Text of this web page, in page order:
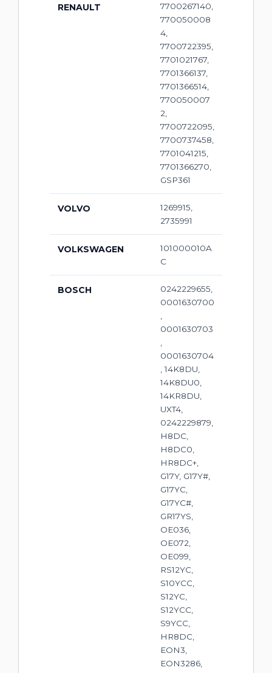
RENAULT
7700267140,
770050008
4,
7700722395,
7701021767,
7701366137,
7701366514,
770050007
2,
7700722095,
7700737458,
7701041215,
7701366270,
GSP361
VOLVO
1269915,
2735991
VOLKSWAGEN
101000010A
C
BOSCH
0242229655,
0001630700
0001630703
0001630704
, 14K8DU,
14K8DU0,
14KR8DU,
UXT4,
0242229879,
H8DC,
H8DC0,
HR8DC+,
G17Y, G17Y#,
G17YC,
G17YC#,
GR17YS,
OE036,
OE072,
OE099,
RS12YC,
S10YCC,
S12YC,
S12YCC,
S9YCC,
HR8DC,
EON3,
EON3286,